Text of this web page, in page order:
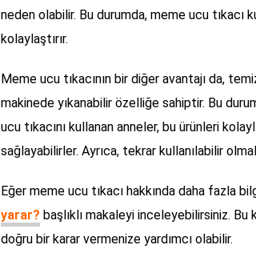
neden olabilir. Bu durumda, meme ucu tıkacı
kolaylaştırır.
Meme ucu tıkacının bir diğer avantajı da,
makinede yıkanabilir özelliğe sahiptir. Bu
ucu tıkacını kullanan anneler, bu ürünleri
sağlayabilirler. Ayrıca, tekrar kullanılabilir
Eğer meme ucu tıkacı hakkında daha fazla
yarar? başlıklı makaleyi inceleyebilirsiniz. Bu
doğru bir karar vermenize yardımcı olabilir.